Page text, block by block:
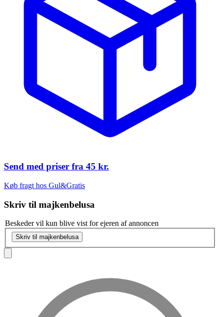
Send med priser fra 45 kr.
Køb fragt hos Gul&Gratis
Skriv til majkenbelusa
Beskeder vil kun blive vist for ejeren af annoncen
Skriv til majkenbelusa